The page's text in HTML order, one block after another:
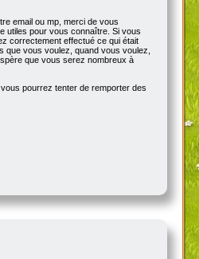
email ou mp, merci de vous
utiles pour vous connaître. Si vous
correctement effectué ce qui était
que vous voulez, quand vous voulez,
que vous serez nombreux à
pourrez tenter de remporter des